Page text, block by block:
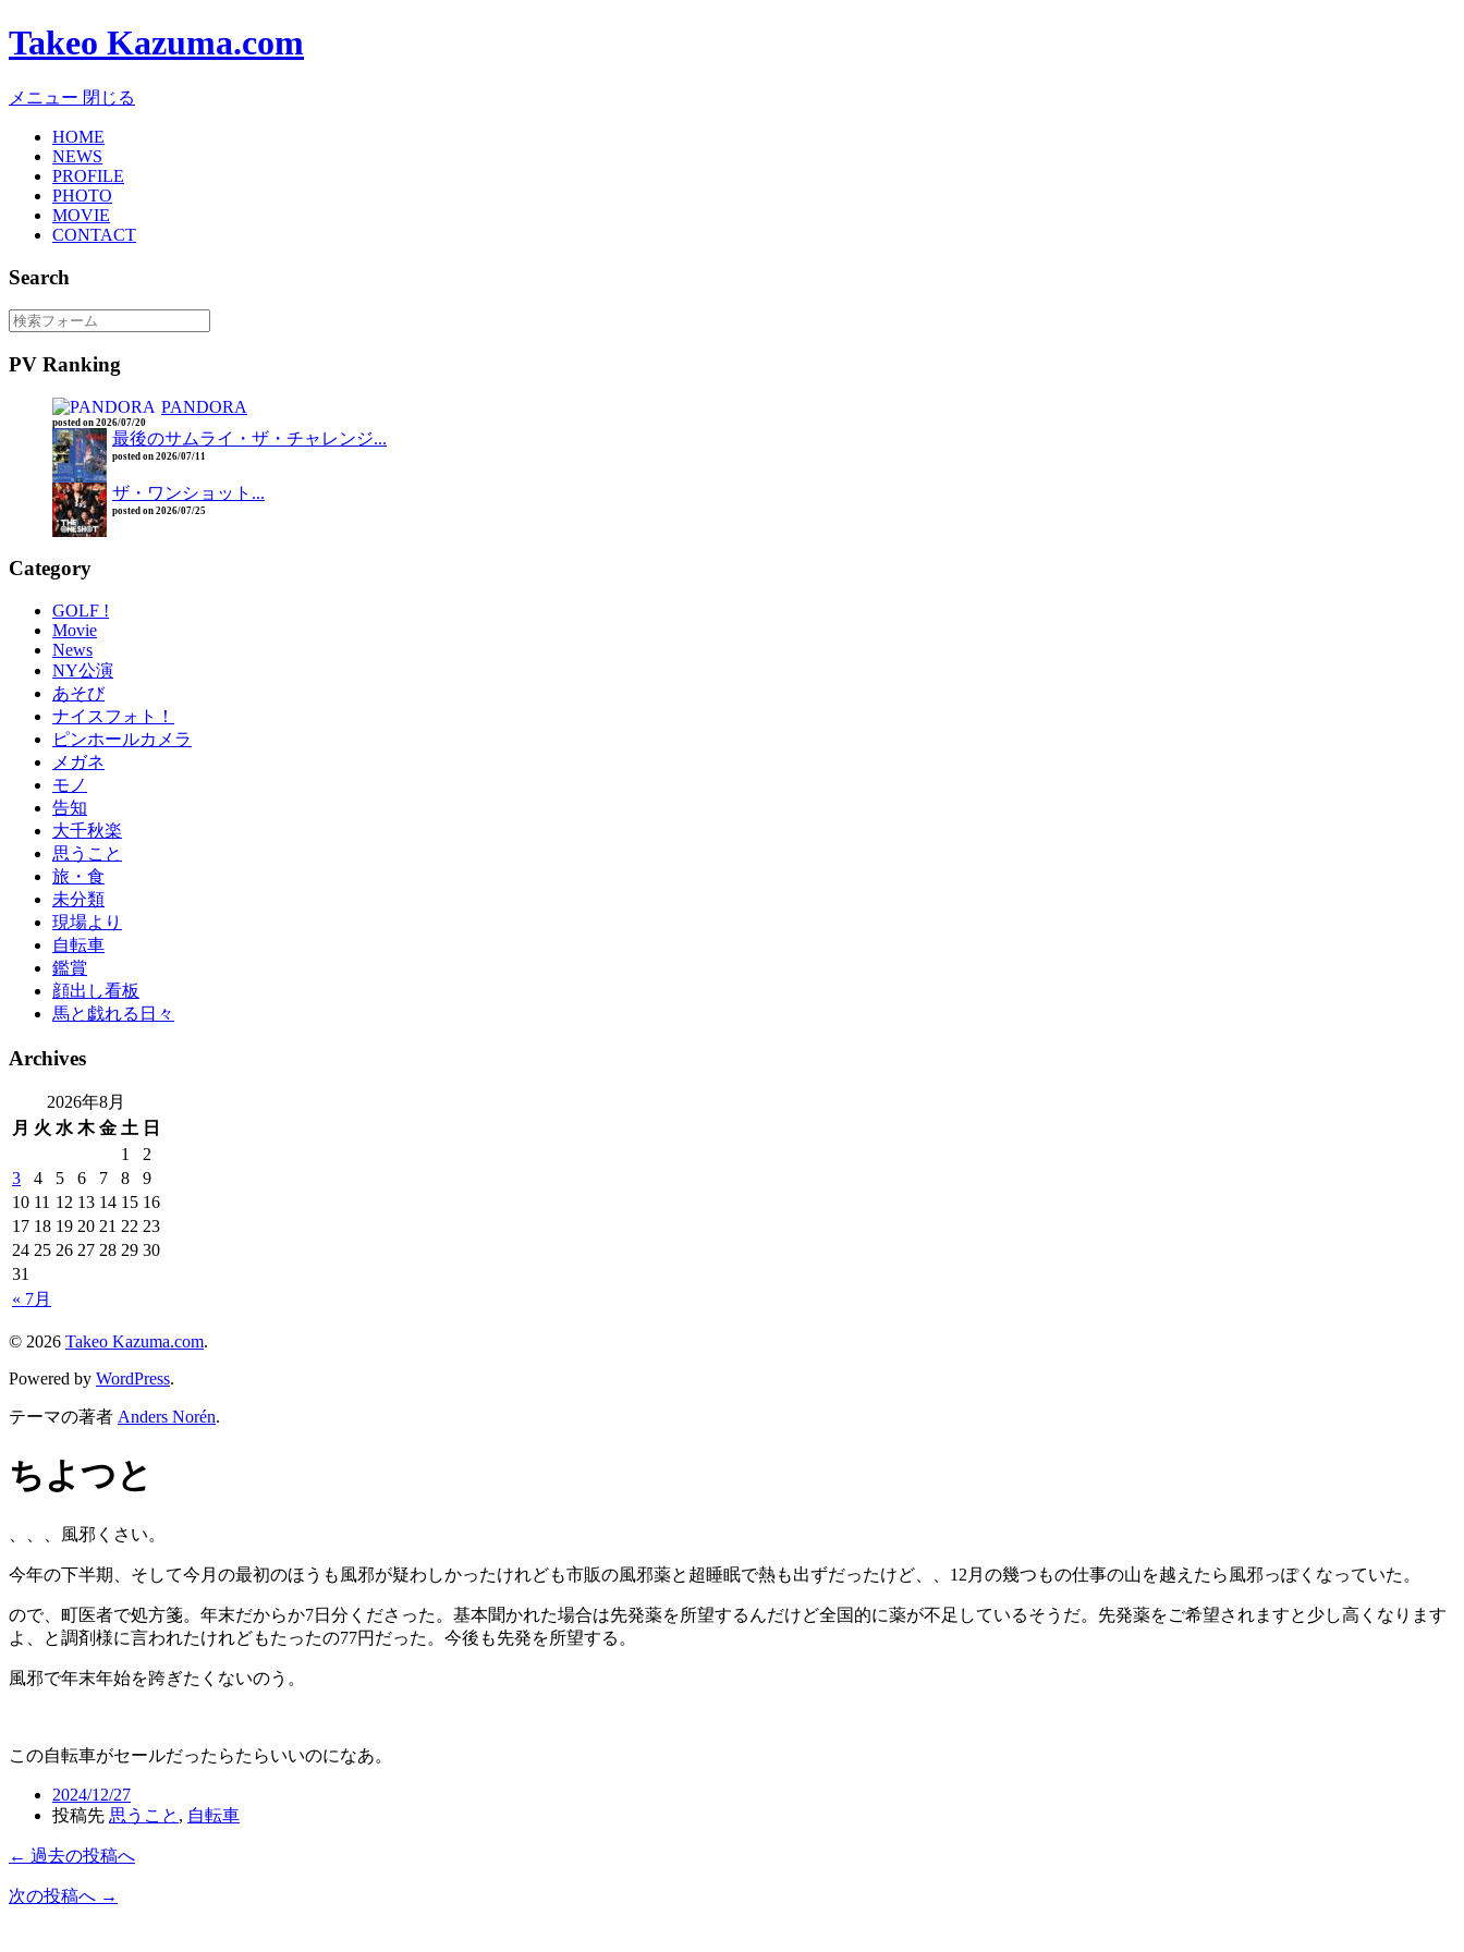
Takeo Kazuma.com
メニュー 閉じる
HOME
NEWS
PROFILE
PHOTO
MOVIE
CONTACT
Search
PV Ranking
PANDORA
posted on 2026/07/20
最後のサムライ・ザ・チャレンジ...
posted on 2026/07/11
ザ・ワンショット...
posted on 2026/07/25
Category
GOLF !
Movie
News
NY公演
あそび
ナイスフォト！
ピンホールカメラ
メガネ
モノ
告知
大千秋楽
思うこと
旅・食
未分類
現場より
自転車
鑑賞
顔出し看板
馬と戯れる日々
Archives
2026年8月
月 火 水 木 金 土 日
« 7月
1
2
3
4 5 6 7 8
9
10 11 12 13 14 15 16
17 18 19 20 21 22 23
24 25 26 27 28 29 30
31
© 2026 Takeo Kazuma.com.
Powered by WordPress.
テーマの著者 Anders Norén.
ちよつと
、、、風邪くさい。
今年の下半期、そして今月の最初のほうも風邪が疑わしかったけれども市販の風邪薬と超睡眠で熱も出ずだったけど、、12月の幾つもの仕事の山を越えたら風邪っぽくなっていた。
ので、町医者で処方箋。年末だからか7日分くださった。基本聞かれた場合は先発薬を所望するんだけど全国的に薬が不足しているそうだ。先発薬をご希望されますと少し高くなります
よ、と調剤様に言われたけれどもたったの77円だった。今後も先発を所望する。
風邪で年末年始を跨ぎたくないのう。
この自転車がセールだったらたらいいのになあ。
2024/12/27
投稿先 思うこと , 自転車
← 過去の投稿へ
次の投稿へ →